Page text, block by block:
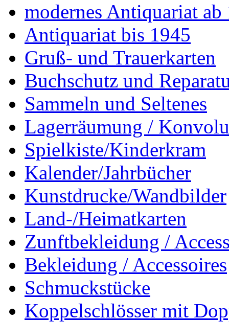
modernes Antiquariat ab
Antiquariat bis 1945
Gruß- und Trauerkarten
Buchschutz und
Sammeln und Seltenes
Lagerräumung /
Spielkiste/Kinderkram
Kalender/Jahrbücher
Kunstdrucke/Wandbilder
Land-/Heimatkarten
Zunftbekleidung /
Bekleidung / Accessoires
Schmuckstücke
Koppelschlösser mit